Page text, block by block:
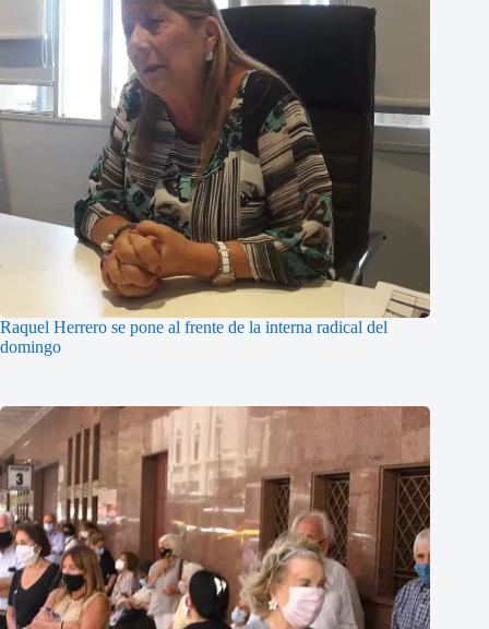
Raquel Herrero se pone al frente de la interna radical del
domingo